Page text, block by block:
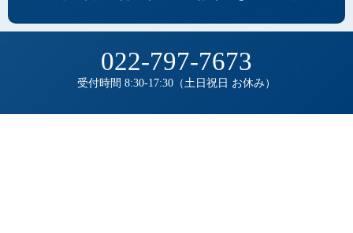
022-797-7673
受付時間 8:30-17:30（土日祝日 お休み）